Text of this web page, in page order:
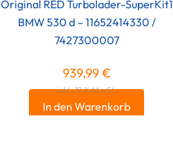
Original RED Turbolader-SuperKit1
BMW 530 d – 11652414330 /
7427300007
939,99€
inkl. 19 % MwSt.
In den Warenkorb